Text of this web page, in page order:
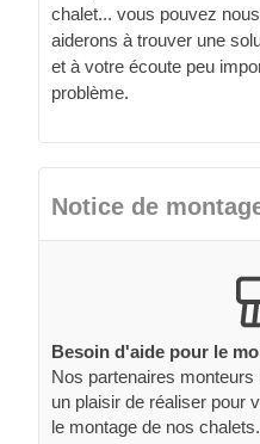
chalet... vous pouvez
aiderons à trouver une
et à votre écoute peu
problème.
Notice de
Besoin d'aide pour le
Nos partenaires
un plaisir de réaliser pour
le montage de nos chalets.